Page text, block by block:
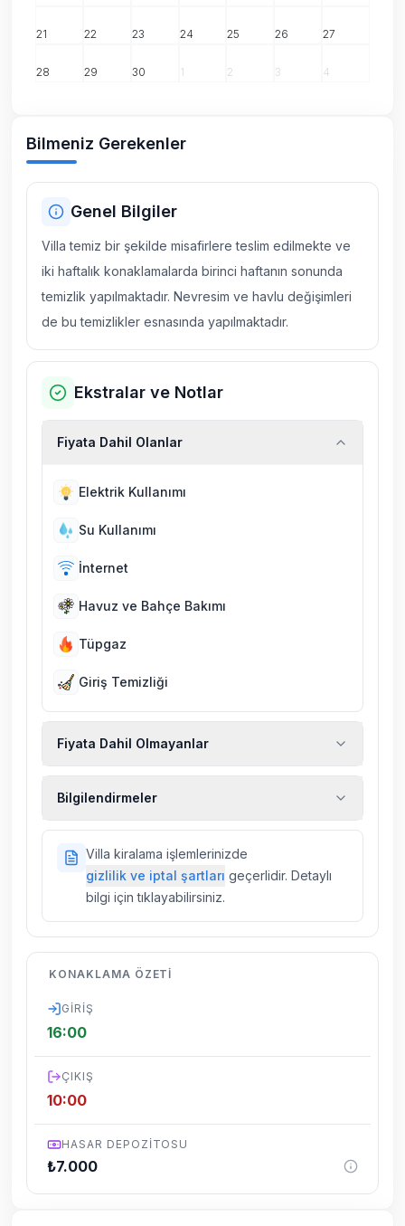
21 22 23 24 25 26 27
28 29 30 1 2 3 4
Bilmeniz Gerekenler
Genel Bilgiler
Villa temiz bir şekilde misafirlere teslim edilmekte ve
iki haftalık konaklamalarda birinci haftanın sonunda
temizlik yapılmaktadır. Nevresim ve havlu değişimleri
de bu temizlikler esnasında yapılmaktadır.
Ekstralar ve Notlar
Fiyata Dahil Olanlar
Elektrik Kullanımı
Su Kullanımı
İnternet
Havuz ve Bahçe Bakımı
Tüpgaz
Giriş Temizliği
Fiyata Dahil Olmayanlar
sigortaları fiyatlara dahil değildir.
Bilgilendirmeler
villalarımızda düzenli olarak ilaçlama
yapılmaktadır. Buna rağmen çevrede
kelebek, böcek, sinek vs. bulunma ihtimali
dönemsel olarak altyapı çalışmaları
yapılabilmektedir. Bu çalışma nedeniyle yol
Villa kiralama işlemlerinizde
gizlilik ve iptal şartları geçerlidir. Detaylı
bilgi için tıklayabilirsiniz.
KONAKLAMA ÖZETI
GIRIŞ
16:00
ÇIKIŞ
10:00
HASAR DEPOZITOSU
₺7.000